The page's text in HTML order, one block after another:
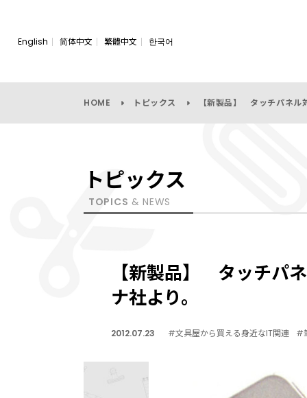
English 简体中文 繁體中文 한국어
HOME トピックス 【新製品】 タッチパネ
トピックス
TOPICS & NEWS
【新製品】 タッチ
ナ社より。
2012.07.23 #文具屋から買える身近なIT関連 #